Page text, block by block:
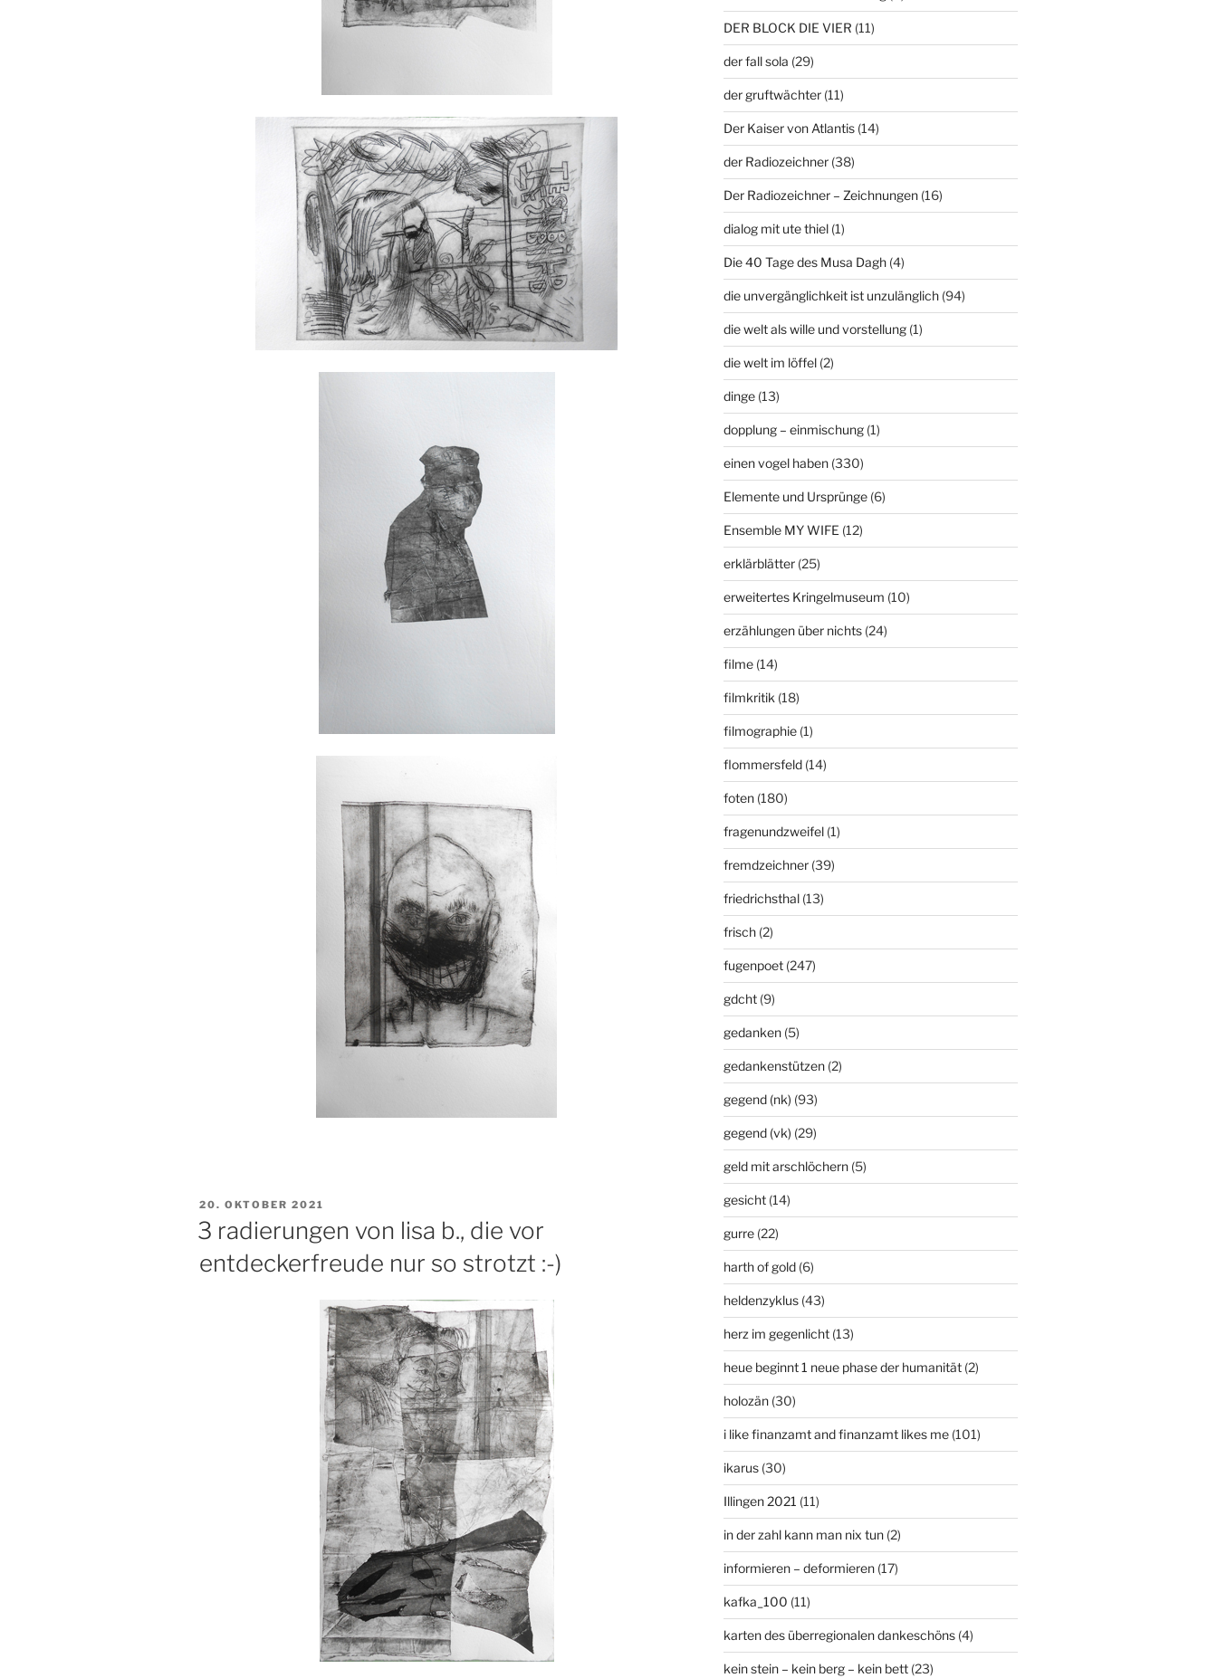
VERÖFFENTLICHT
AM
20. OKTOBER 2021
3 radierungen von lisa b., die vor
entdeckerfreude nur so strotzt :-)
DER BLOCK DIE VIER (11)
der fall sola (29)
der gruftwächter(11)
Der Kaiser von Atlantis(14)
der Radiozeichner(38)
Der Radiozeichner – Zeichnungen(16)
dialog mit ute thiel(1)
Die 40 Tage des Musa Dagh(4)
die unvergänglichkeit ist unzulänglich(94)
die welt als wille und vorstellung(1)
die welt im löffel(2)
dinge(13)
dopplung – einmischung(1)
einen vogel haben(330)
Elemente und Ursprünge(6)
Ensemble MY WIFE (12)
erklärblätter(25)
erweitertes Kringelmuseum (10)
erzählungen über nichts(24)
filme(14)
filmkritik (18)
filmographie(1)
flommersfeld(14)
foten(180)
fragenundzweifel(1)
fremdzeichner(39)
friedrichsthal(13)
frisch(2)
fugenpoet(247)
gdcht(9)
gedanken(5)
gedankenstützen(2)
gegend (nk) (93)
gegend (vk) (29)
geld mit arschlöchern(5)
gesicht(14)
gurre(22)
harth of gold(6)
heldenzyklus(43)
herz im gegenlicht(13)
heue beginnt 1 neue phase der humanität(2)
holozän(30)
i like finanzamt and finanzamt likes me(101)
ikarus(30)
Illingen 2021 (11)
in der zahl kann man nix tun(2)
informieren – deformieren(17)
kafka_100 (11)
karten des überregionalen dankeschöns(4)
kein stein – kein berg – kein bett(23)